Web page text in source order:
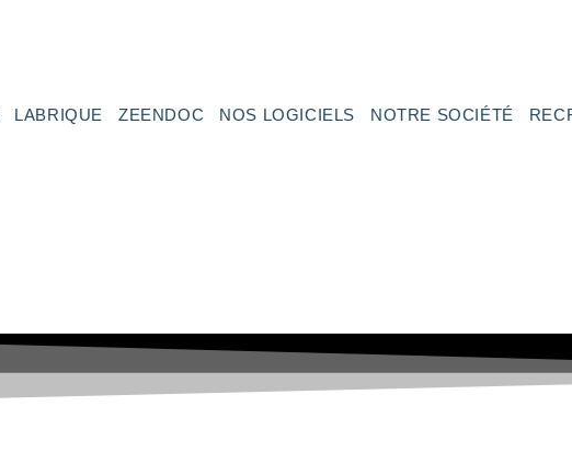
LABRIQUE ZEENDOC NOS LOGICIELS NOTRE SOCIÉTÉ